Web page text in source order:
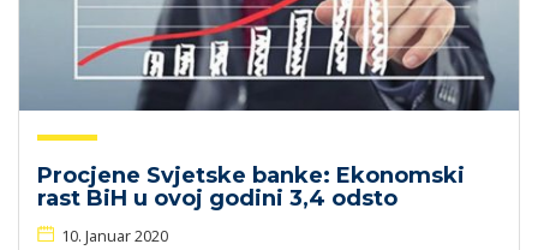
Procjene Svjetske banke: Ekonomski
rast BiH u ovoj godini 3,4 odsto
10. Januar 2020